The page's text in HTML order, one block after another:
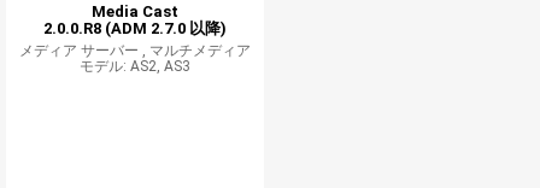
Media Cast
2.0.0.R8 (ADM 2.7.0 以降)
メディア サーバー , マルチメディア
モデル: AS2, AS3